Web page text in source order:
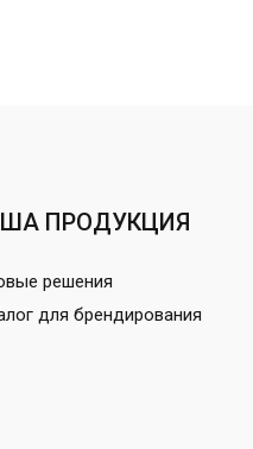
ПРОДУКЦИЯ
решения
для брендирования